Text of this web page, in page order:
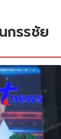
กรรชัย